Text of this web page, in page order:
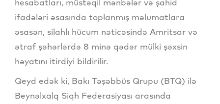
ifadələri əsasında toplanmış məlumatlara
əsasən, silahlı hücum nəticəsində Amritsar və
ətraf şəhərlərdə 8 minə qədər mülki şəxsin
həyatını itirdiyi bildirilir.
Qeyd edək ki, Bakı Təşəbbüs Qrupu (BTQ) ilə
Beynəlxalq Siqh Federasiyası arasında